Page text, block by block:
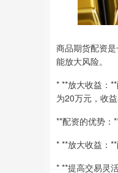
商品期货配资
能放大风险。
* **放大收益：
为20万元，收
**配资的优势：
* **放大收益：
* **提高交易灵